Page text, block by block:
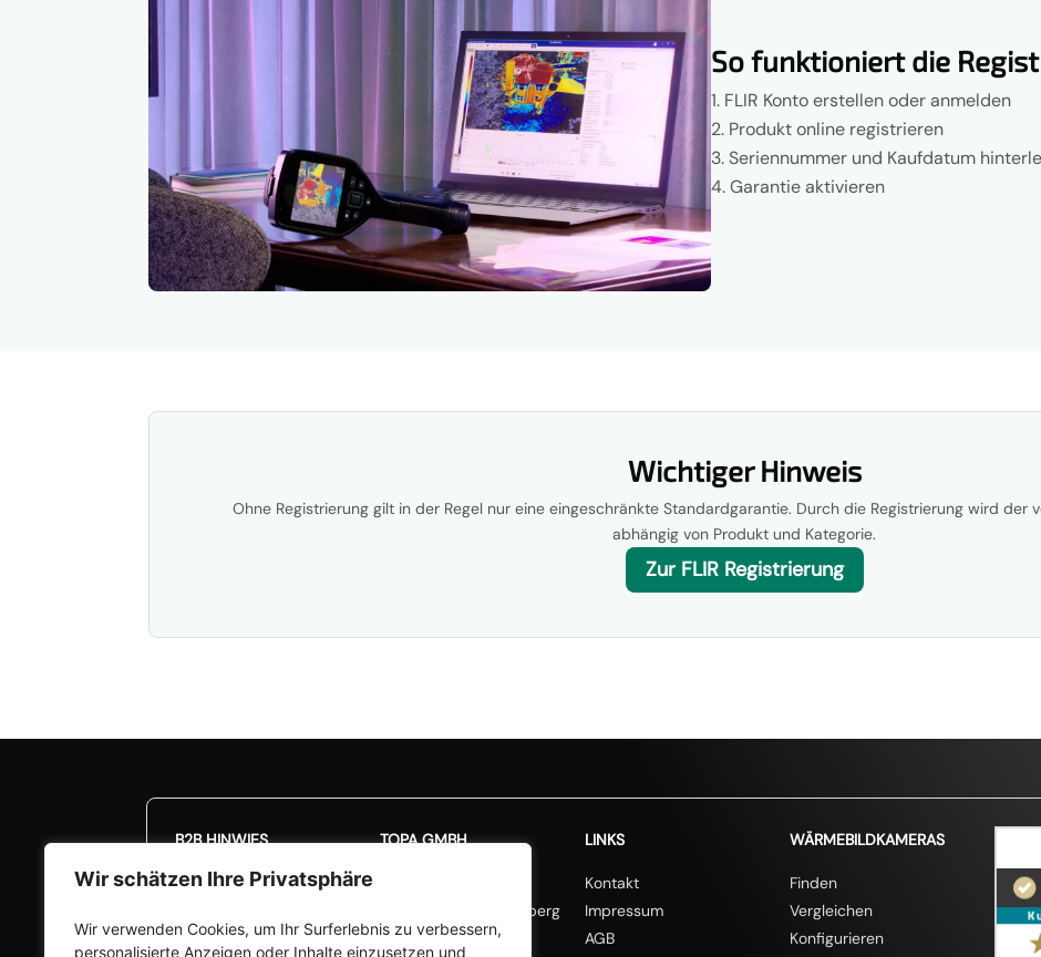
Wir schätzen Ihre Privatsphäre
Wir verwenden Cookies, um Ihr Surferlebnis zu verbessern,
personalisierte Anzeigen oder Inhalte einzusetzen und
So funktioniert die
FLIR Konto erstellen oder anmelden
Produkt online registrieren
Seriennummer und Kaufdatum
Garantie aktivieren
Wichtiger Hinweis
Ohne Registrierung gilt in der Regel nur eine eingeschränkte Standardgarantie. Durch die Registrierung wird der
abhängig von Produkt und Kategorie.
Zur FLIR Registrierung
B2B HINWIES
Unsere Angebote richten
(§14 BGB). Verträge mit
TOPA GMBH
82383 Hohenpeißenberg
info@topa.de
LINKS
Kontakt
Impressum
AGB
WÄRMEBILDKAMERAS
Finden
Vergleichen
Konfigurieren